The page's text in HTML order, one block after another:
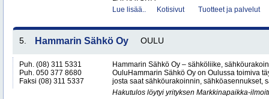
Lue lisää..
Kotisivut Tuotteet ja palvelut
5. Hammarin Sähkö Oy OULU
Puh. (08) 311 5331
Puh. 050 377 8680
Faksi (08) 311 5337
Hammarin Sähkö Oy – sähköliike,
OuluHammarin Sähkö Oy on Oulussa toimiva
josta saat sähköurakoinnin, sähköasennukset,
Hakutulos löytyi yrityksen Markkinapaikka-